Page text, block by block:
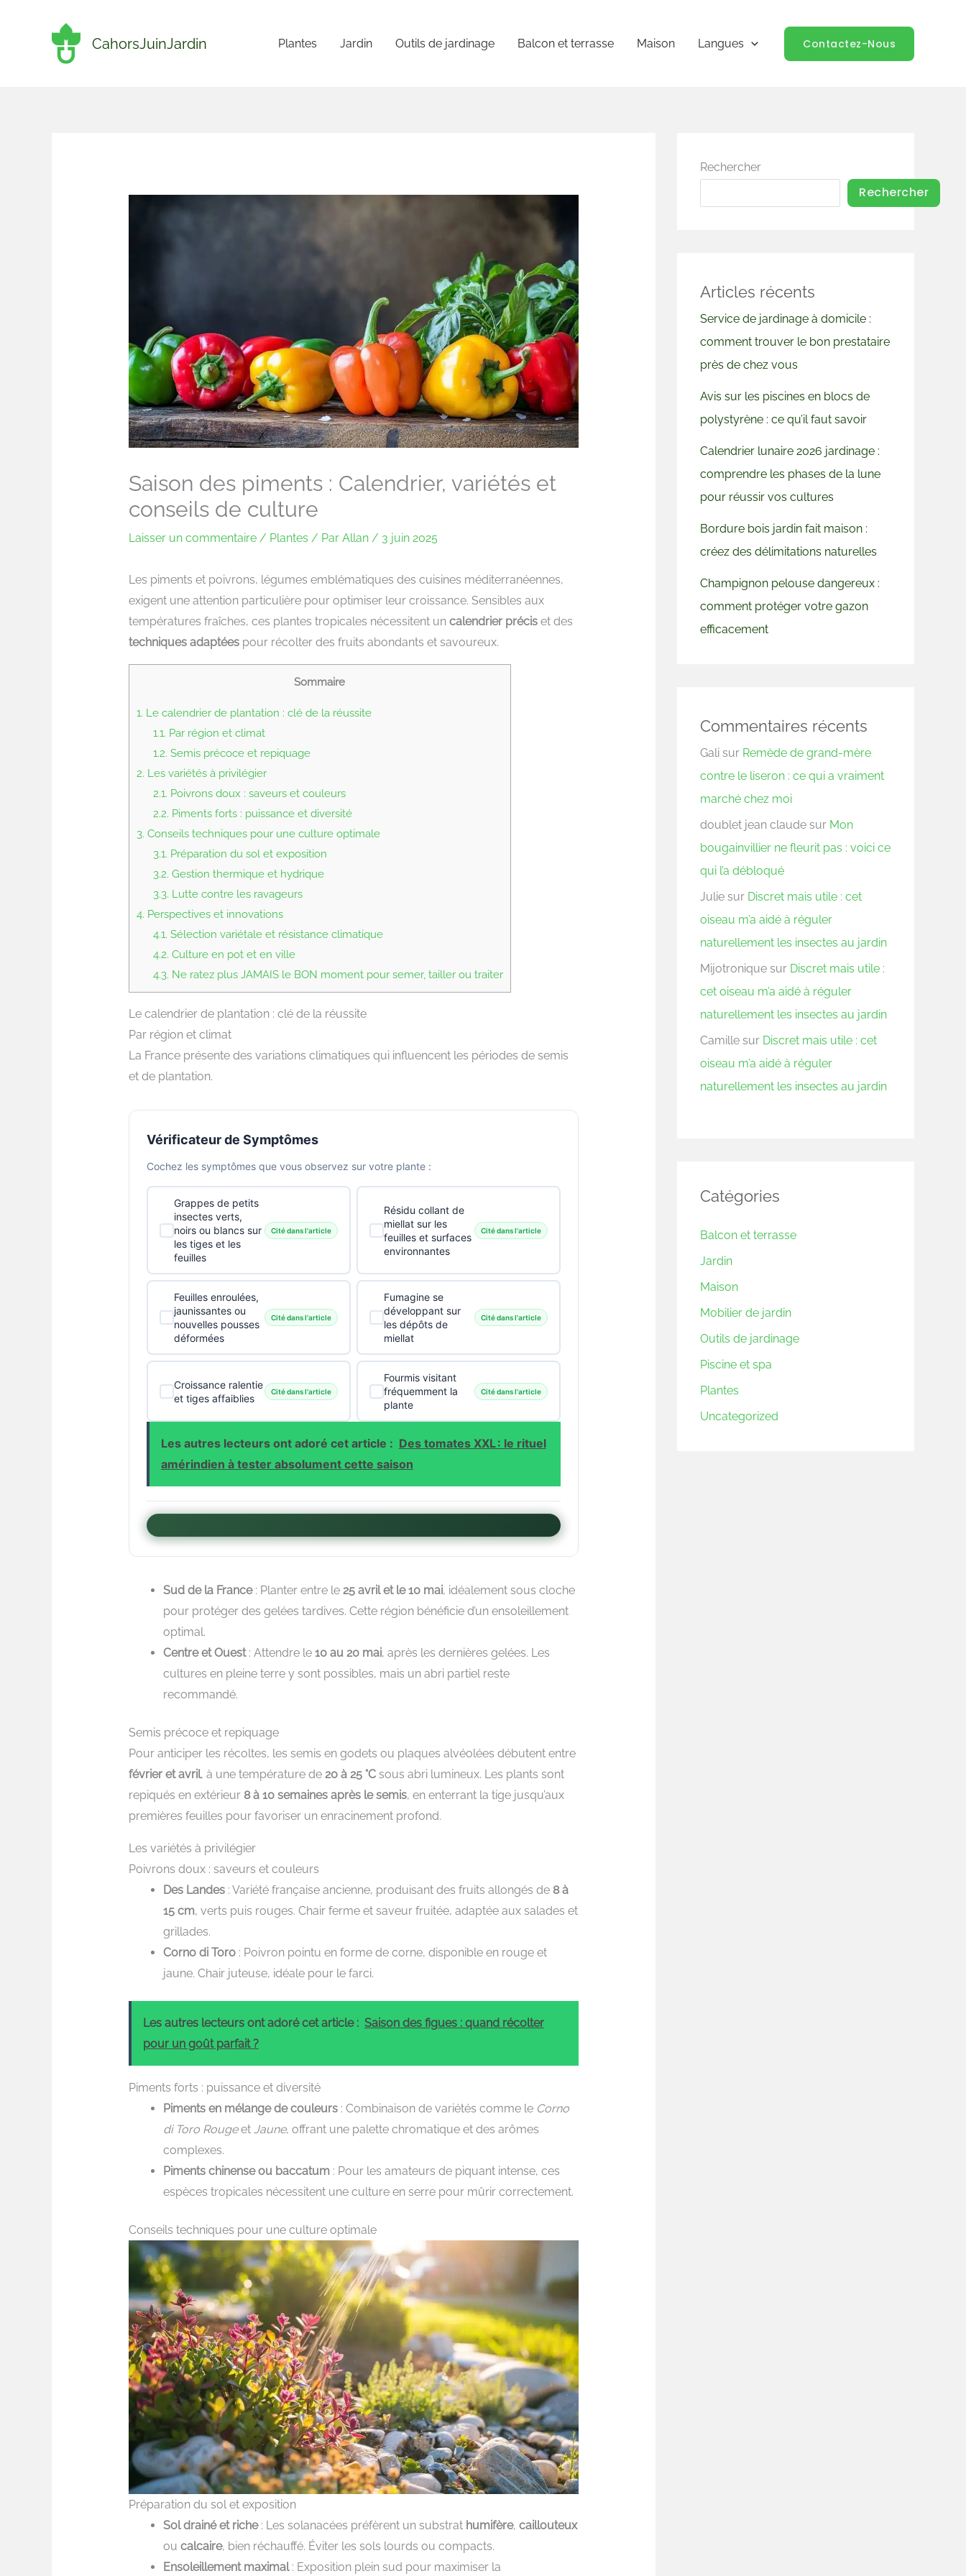
CahorsJuinJardin Plantes Jardin Outils de jardinage Balcon et terrasse Maison Langues Contactez-Nous
Saison des piments : Calendrier, variétés et
conseils de culture
Laisser un commentaire / Plantes / Par Allan / 3 juin 2025
Les piments et poivrons, légumes emblématiques des cuisines méditerranéennes,
exigent une attention particulière pour optimiser leur croissance. Sensibles aux
températures fraîches, ces plantes tropicales nécessitent un calendrier préciset des
techniques adaptéespour récolter des fruits abondants et savoureux.
Sommaire
1. Le calendrier de plantation : clé de la réussite
1.1. Par région et climat
1.2. Semis précoce et repiquage
2. Les variétés à privilégier
2.1. Poivrons doux : saveurs et couleurs
2.2. Piments forts : puissance et diversité
3. Conseils techniques pour une culture optimale
3.1. Préparation du sol et exposition
3.2. Gestion thermique et hydrique
3.3. Lutte contre les ravageurs
4. Perspectives et innovations
4.1. Sélection variétale et résistance climatique
4.2. Culture en pot et en ville
4.3. Ne ratez plus JAMAIS le BON moment pour semer, tailler ou traiter
Le calendrier de plantation : clé de la réussite
Par région et climat
La France présente des variations climatiques qui influencent les périodes de semis
et de plantation.
Vérificateur de Symptômes
Cochez les symptômes que vous observez sur votre plante :
Grappes de petits
insectes verts,
noirs ou blancs sur
les tiges et les
feuilles
Cité dans l'article
Résidu collant de
miellat sur les
feuilles et surfaces
environnantes
Cité dans l'article
Feuilles enroulées,
jaunissantes ou
nouvelles pousses
déformées
Cité dans l'article
Fumagine se
développant sur
les dépôts de
miellat
Cité dans l'article
Croissance ralentie
et tiges affaiblies
Cité dans l'article
Fourmis visitant
fréquemment la
plante
Cité dans l'article
Les autres lecteurs ont adoré cet article : Des tomates XXL : le rituel
amérindien à tester absolument cette saison
Sud de la France: Planter entre le 25 avril et le 10 mai, idéalement sous cloche
pour protéger des gelées tardives. Cette région bénéficie d’un ensoleillement
optimal.
Centre et Ouest: Attendre le 10 au 20 mai, après les dernières gelées. Les
cultures en pleine terre y sont possibles, mais un abri partiel reste
recommandé.
Semis précoce et repiquage
Pour anticiper les récoltes, les semis en godets ou plaques alvéolées débutent entre
février et avril, à une température de 20 à 25 °Csous abri lumineux. Les plants sont
repiqués en extérieur 8 à 10 semaines après le semis, en enterrant la tige jusqu’aux
premières feuilles pour favoriser un enracinement profond.
Les variétés à privilégier
Poivrons doux : saveurs et couleurs
Des Landes: Variété française ancienne, produisant des fruits allongés de 8 à
15 cm, verts puis rouges. Chair ferme et saveur fruitée, adaptée aux salades et
grillades.
Corno di Toro: Poivron pointu en forme de corne, disponible en rouge et
jaune. Chair juteuse, idéale pour le farci.
Les autres lecteurs ont adoré cet article : Saison des figues : quand récolter
pour un goût parfait ?
Piments forts : puissance et diversité
Piments en mélange de couleurs: Combinaison de variétés comme le Corno
di Toro Rougeet Jaune, offrant une palette chromatique et des arômes
complexes.
Piments chinense ou baccatum: Pour les amateurs de piquant intense, ces
espèces tropicales nécessitent une culture en serre pour mûrir correctement.
Conseils techniques pour une culture optimale
Préparation du sol et exposition
Sol drainé et riche: Les solanacées préfèrent un substrat humifère, caillouteux
ou calcaire, bien réchauffé. Éviter les sols lourds ou compacts.
Ensoleillement maximal: Exposition plein sud pour maximiser la
Rechercher
Rechercher
Articles récents
Service de jardinage à domicile :
comment trouver le bon prestataire
près de chez vous
Avis sur les piscines en blocs de
polystyrène : ce qu’il faut savoir
Calendrier lunaire 2026 jardinage :
comprendre les phases de la lune
pour réussir vos cultures
Bordure bois jardin fait maison :
créez des délimitations naturelles
Champignon pelouse dangereux :
comment protéger votre gazon
efficacement
Commentaires récents
Gali sur Remède de grand-mère
contre le liseron : ce qui a vraiment
marché chez moi
doublet jean claude sur Mon
bougainvillier ne fleurit pas : voici ce
qui l’a débloqué
Julie sur Discret mais utile : cet
oiseau m’a aidé à réguler
naturellement les insectes au jardin
Mijotronique sur Discret mais utile :
cet oiseau m’a aidé à réguler
naturellement les insectes au jardin
Camille sur Discret mais utile : cet
oiseau m’a aidé à réguler
naturellement les insectes au jardin
Catégories
Balcon et terrasse
Jardin
Maison
Mobilier de jardin
Outils de jardinage
Piscine et spa
Plantes
Uncategorized